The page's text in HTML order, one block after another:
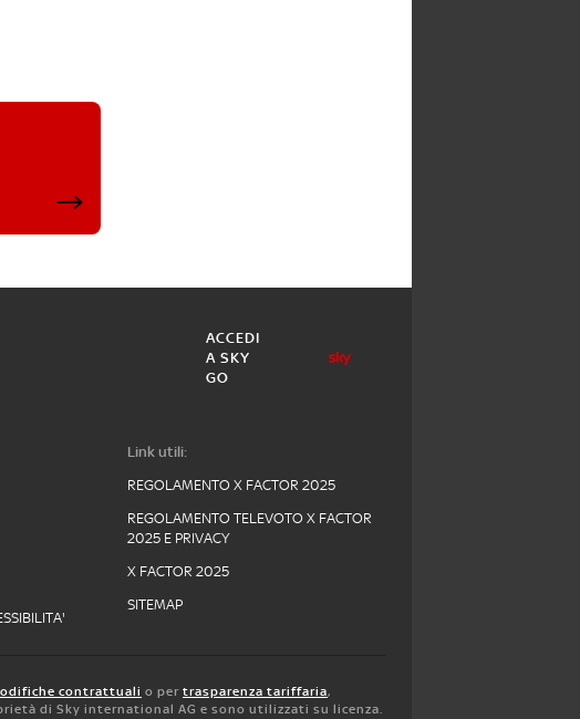
ACCEDI
A SKY
GO
Link utili:
REGOLAMENTO X FACTOR 2025
REGOLAMENTO TELEVOTO X FACTOR
2025 E PRIVACY
X FACTOR 2025
SITEMAP
contrattuali o per trasparenza tariffaria,
di Sky international AG e sono utilizzati su licenza.